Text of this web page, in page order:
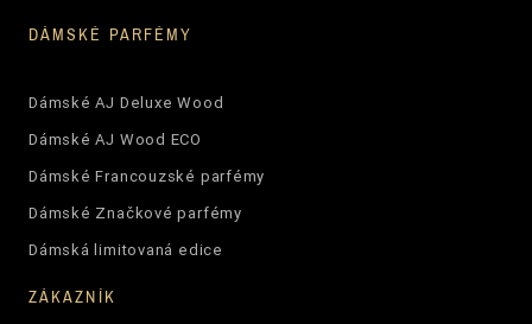
DÁMSKÉ PARFÉMY
Dámské AJ Deluxe Wood
Dámské AJ Wood ECO
Dámské Francouzské parfémy
Dámské Značkové parfémy
Dámská limitovaná edice
ZÁKAZNÍK